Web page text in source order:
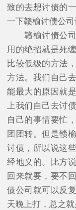
致的去想讨债的
一下赣榆讨债公
赣榆讨债公司
用的绝招就是死
比较低级的方法
方法。我们自己
能最大的原因就
上我们自己去讨
自己的事情要忙
团团转。但是赣
讨债，所以说这
经地义的。比方
回来就要，要不
债公司就可以反
天晚上打，总之